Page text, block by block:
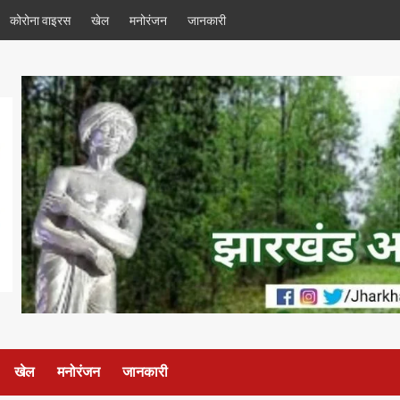
कोरोना वाइरस खेल मनोरंजन जानकारी
खेल मनोरंजन जानकारी